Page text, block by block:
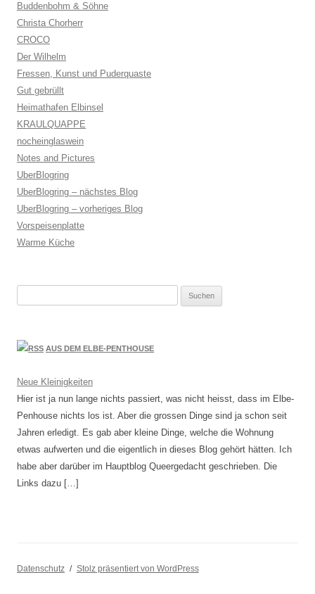
Buddenbohm & Söhne
Christa Chorherr
CROCO
Der Wilhelm
Fressen, Kunst und Puderquaste
Gut gebrüllt
Heimathafen Elbinsel
KRAULQUAPPE
nocheinglaswein
Notes and Pictures
UberBlogring
UberBlogring – nächstes Blog
UberBlogring – vorheriges Blog
Vorspeisenplatte
Warme Küche
AUS DEM ELBE-PENTHOUSE
Neue Kleinigkeiten
Hier ist ja nun lange nichts passiert, was nicht heisst, dass im Elbe-
Penhouse nichts los ist. Aber die grossen Dinge sind ja schon seit
Jahren erledigt. Es gab aber kleine Dinge, welche die Wohnung
etwas aufwerten und die eigentlich in dieses Blog gehört hätten. Ich
habe aber darüber im Hauptblog Queergedacht geschrieben. Die
Links dazu […]
Datenschutz Stolz präsentiert von WordPress